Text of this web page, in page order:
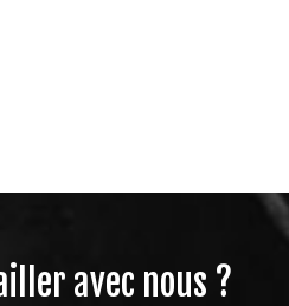
avec nous ?